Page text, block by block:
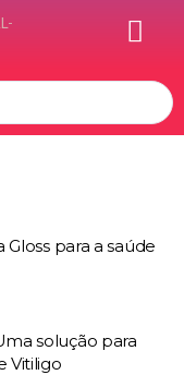
para a saúde
solução para
Vitiligo